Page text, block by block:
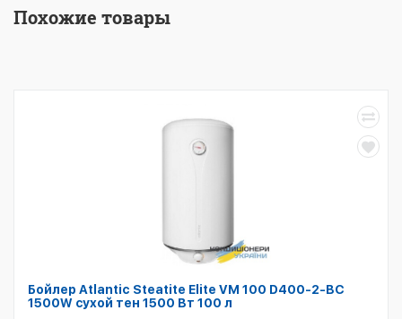
Похожие товары
Бойлер Atlantic Steatite Elite VM 100 D400-2-BC
1500W сухой тен 1500 Вт 100 л